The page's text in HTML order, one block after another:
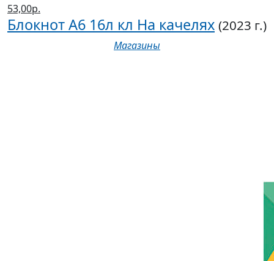
53,00р.
Блокнот А6 16л кл На качелях (2023 г.)
Магазины